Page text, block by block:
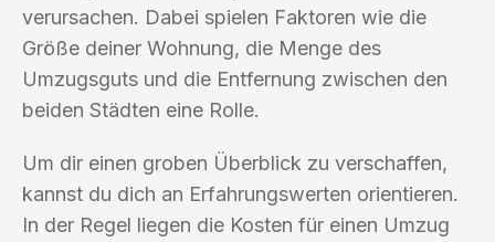
verursachen. Dabei spielen Faktoren wie die
Größe deiner Wohnung, die Menge des
Umzugsguts und die Entfernung zwischen den
beiden Städten eine Rolle.
Um dir einen groben Überblick zu verschaffen,
kannst du dich an Erfahrungswerten orientieren.
In der Regel liegen die Kosten für einen Umzug